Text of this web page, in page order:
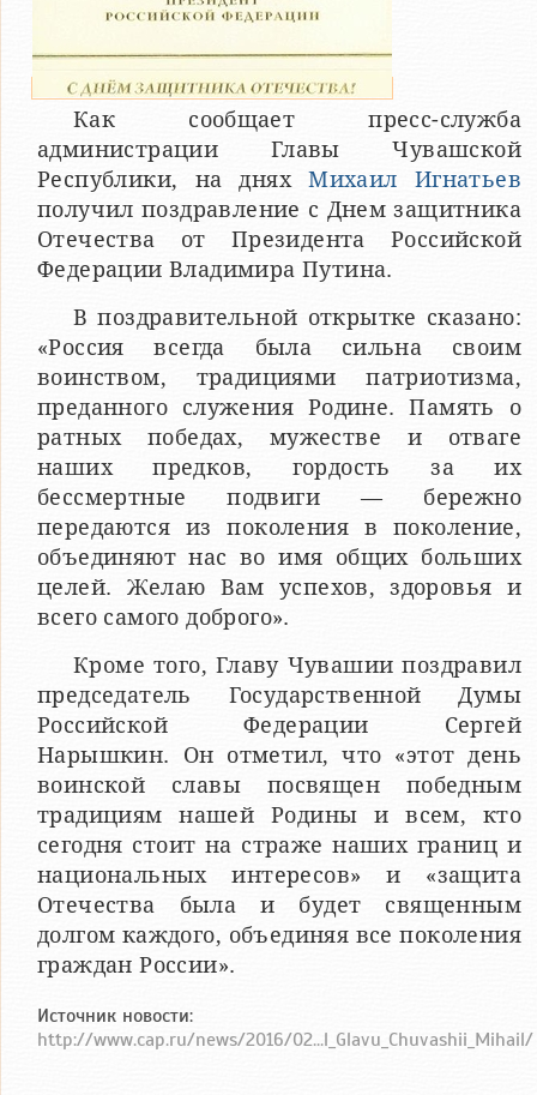
Как сообщает пресс-служба
администрации Главы Чувашской
Республики, на дняхМихаил Игнатьев
получил поздравление с Днем защитника
Отечества от Президента Российской
Федерации Владимира Путина.
В поздравительной открытке сказано:
«Россия всегда была сильна своим
воинством, традициями патриотизма,
преданного служения Родине. Память о
ратных победах, мужестве и отваге
наших предков, гордость за их
бессмертные подвиги — бережно
передаются из поколения в поколение,
объединяют нас во имя общих больших
целей. Желаю Вам успехов, здоровья и
всего самого доброго».
Кроме того, Главу Чувашии поздравил
председатель Государственной Думы
Российской Федерации Сергей
Нарышкин. Он отметил, что «этот день
воинской славы посвящен победным
традициям нашей Родины и всем, кто
сегодня стоит на страже наших границ и
национальных интересов» и «защита
Отечества была и будет священным
долгом каждого, объединяя все поколения
граждан России».
Источник новости:
http://www.cap.ru/news/2016/02...l_Glavu_Chuvashii_Mihail/